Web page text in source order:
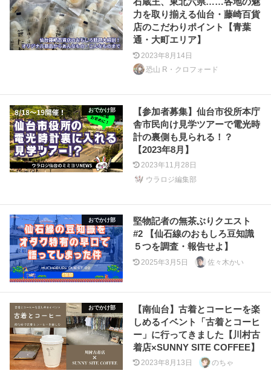
力を取り揃える仙台・藤崎百貨
店のこだわりポイント【青葉
通・大町エリア】
2023年8月14日
恐山 R・クロフォード
おでかけ部
【参加者募集】仙台市役所本庁
舎市民向け見学ツアーで電光時
計の裏側も見られる！？
【2023年8月】
2023年11月28日
ウラロジ編集部
おでかけ部
堅物記者の無茶ぶりクエスト
#2 【仙石線のおもしろ豆知識
５つを調査・報告せよ】
2025年3月5日 佐々木かい
おでかけ部
【南仙台】古着とコーヒーを楽
しめるイベント「古着とコーヒ
ー」に行ってきました【川村古
着店×SUNNY SITE COFFEE】
2023年8月13日 のちゃ